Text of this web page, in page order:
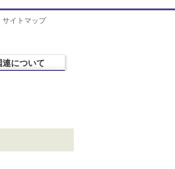
サイトマップ
連について